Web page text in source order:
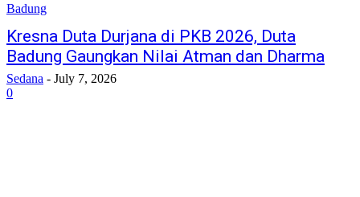
Badung
Kresna Duta Durjana di PKB 2026, Duta
Badung Gaungkan Nilai Atman dan Dharma
Sedana - July 7, 2026
0